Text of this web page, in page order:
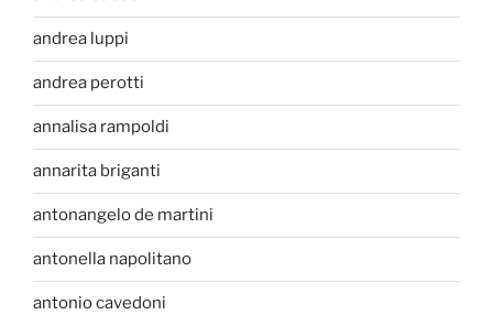
andrea luppi
andrea perotti
annalisa rampoldi
annarita briganti
antonangelo de martini
antonella napolitano
antonio cavedoni